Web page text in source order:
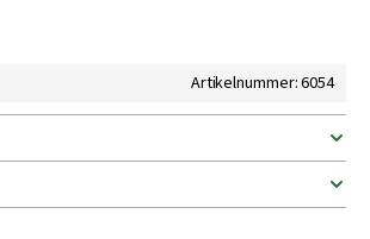
Artikelnummer: 6054